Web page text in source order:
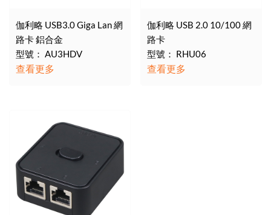
伽利略 USB3.0 Giga Lan 網
路卡 鋁合金
型號： AU3HDV
查看更多
伽利略 USB 2.0 10/100 網
路卡
型號： RHU06
查看更多